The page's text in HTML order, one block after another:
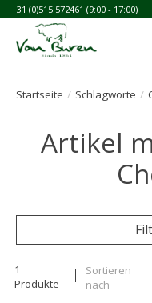
+31 (0)515 572461 (9:00 - 17:00)
Startseite / Schlagworte /
Artikel
1
Produkte
Sortieren
nach